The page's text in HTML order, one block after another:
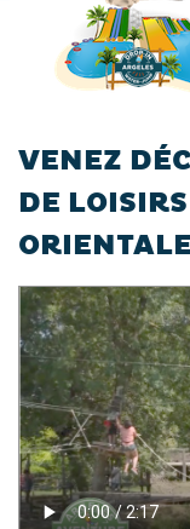
VENEZ
DE